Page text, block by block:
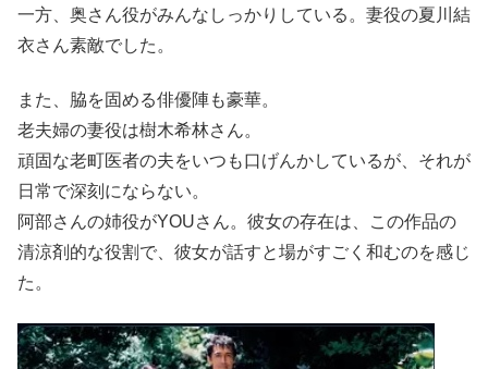
一方、奥さん役がみんなしっかりしている。妻役の夏川結
衣さん素敵でした。
また、脇を固める俳優陣も豪華。
老夫婦の妻役は樹木希林さん。
頑固な老町医者の夫をいつも口げんかしているが、それが
日常で深刻にならない。
阿部さんの姉役がYOUさん。彼女の存在は、この作品の
清涼剤的な役割で、彼女が話すと場がすごく和むのを感じ
た。